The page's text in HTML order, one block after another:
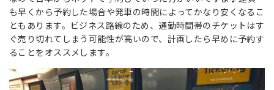
も早くから予約した場合や発車の時間によってかなり安くなるこ
ともあります。ビジネス路線のため、通勤時間帯のチケットはす
ぐ売り切れてしまう可能性が高いので、計画したら早めに予約す
ることをオススメします。